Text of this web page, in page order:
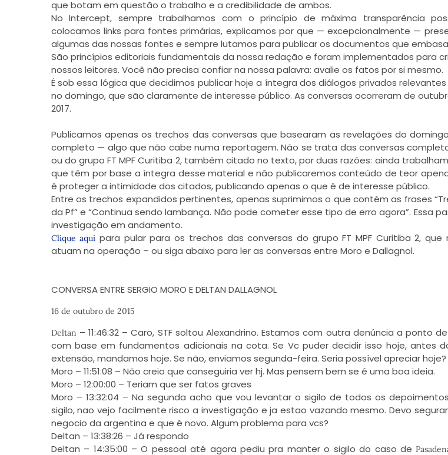
que botam em questão o trabalho e a credibilidade de ambos.
No Intercept, sempre trabalhamos com o princípio de máxima transparência
colocamos links para fontes primárias, explicamos por que — excepcionalmente —
algumas das nossas fontes e sempre lutamos para publicar os documentos que
São princípios editoriais fundamentais da nossa redação e foram implementados para
nossos leitores. Você não precisa confiar na nossa palavra: avalie os fatos por si mesmo.
É sob essa lógica que decidimos publicar hoje a íntegra dos diálogos privados
no domingo, que são claramente de interesse público. As conversas ocorreram de
2017.
Publicamos apenas os trechos das conversas que basearam as revelações do
completo — algo que não cabe numa reportagem. Não se trata das conversas
ou do grupo FT MPF Curitiba 2, também citado no texto, por duas razões: ainda
que têm por base a íntegra desse material e não publicaremos conteúdo de teor
é proteger a intimidade dos citados, publicando apenas o que é de interesse público.
Entre os trechos expandidos pertinentes, apenas suprimimos o que contém as frases
da Pf” e “Continua sendo lambança. Não pode cometer esse tipo de erro agora”. Essa
investigação em andamento.
Clique aqui para pular para os trechos das conversas do grupo FT MPF Curitiba 2, que
atuam na operação – ou siga abaixo para ler as conversas entre Moro e Dallagnol.
CONVERSA ENTRE SERGIO MORO E DELTAN DALLAGNOL
16 de outubro de 2015
Deltan – 11:46:32 – Caro, STF soltou Alexandrino. Estamos com outra denúncia a ponto
com base em fundamentos adicionais na cota. Se Vc puder decidir isso hoje, antes
extensão, mandamos hoje. Se não, enviamos segunda-feira. Seria possível apreciar hoje?
Moro – 11:51:08 – Não creio que conseguiria ver hj. Mas pensem bem se é uma boa ideia.
Moro – 12:00:00 – Teriam que ser fatos graves
Moro – 13:32:04 – Na segunda acho que vou levantar o sigilo de todos os
sigilo, nao vejo facilmente risco a investigação e ja estao vazando mesmo. Devo
negocio da argentina e que é novo. Algum problema para vcs?
Deltan – 13:38:26 – Já respondo
Deltan – 14:35:00 – O pessoal até agora pediu pra manter o sigilo do caso de